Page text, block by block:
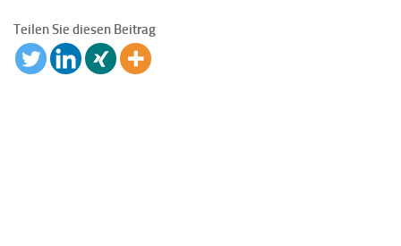
Teilen Sie diesen Beitrag